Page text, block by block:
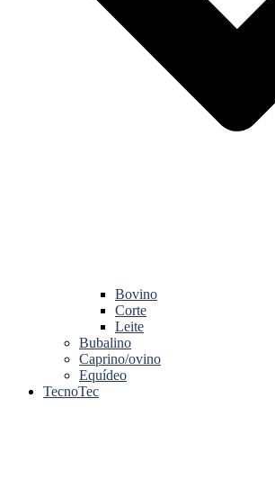
Bovino
Corte
Leite
Bubalino
Caprino/ovino
Equídeo
TecnoTec